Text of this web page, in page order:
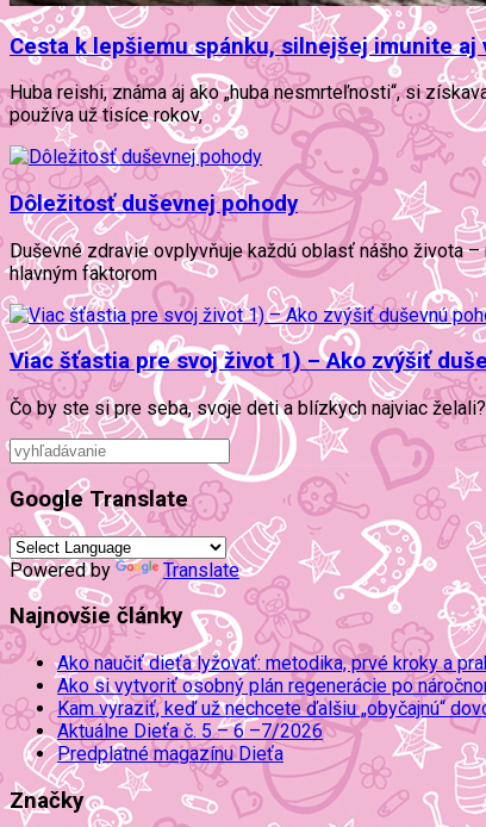
Cesta k lepšiemu spánku, silnejšej imunite
Huba reishi, známa aj ako „huba nesmrteľnosti“, si
používa už tisíce rokov,
Dôležitosť duševnej pohody
Duševné zdravie ovplyvňuje každú oblasť nášho života
hlavným faktorom
Viac šťastia pre svoj život 1) – Ako zvýšiť
Čo by ste si pre seba, svoje deti a blízkych najviac
Google Translate
Powered by Translate
Najnovšie články
Ako naučiť dieťa lyžovať: metodika, prvé kroky a
Ako si vytvoriť osobný plán regenerácie po
Kam vyraziť, keď už nechcete ďalšiu „obyčajnú“
Aktuálne Dieťa č. 5 – 6 –7/2026
Predplatné magazínu Dieťa
Značky